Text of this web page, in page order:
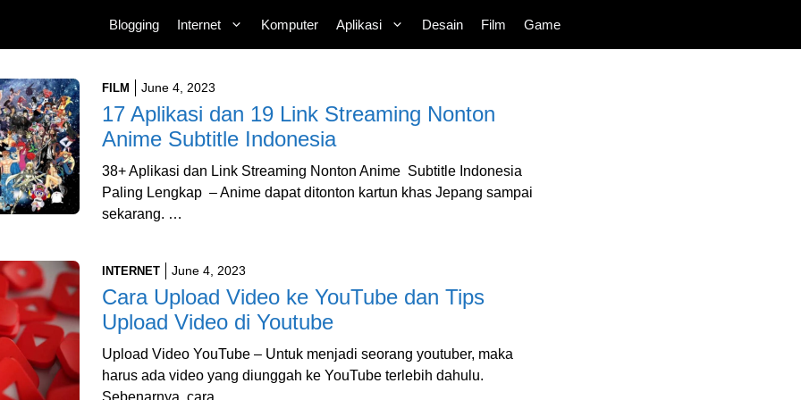
Blogging Internet Komputer Aplikasi Desain Film Game
FILM June 4, 2023
17 Aplikasi dan 19 Link Streaming Nonton
Anime Subtitle Indonesia
38+ Aplikasi dan Link Streaming Nonton Anime Subtitle Indonesia
Paling Lengkap – Anime dapat ditonton kartun khas Jepang sampai
sekarang. …
INTERNET June 4, 2023
Cara Upload Video ke YouTube dan Tips
Upload Video di Youtube
Upload Video YouTube – Untuk menjadi seorang youtuber, maka
harus ada video yang diunggah ke YouTube terlebih dahulu.
Sebenarnya, cara …